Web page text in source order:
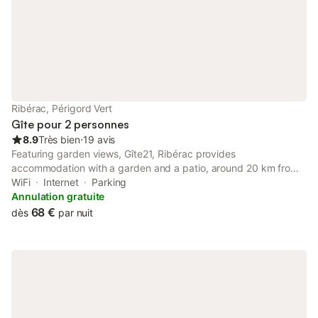
Ribérac, Périgord Vert
Gîte pour 2 personnes
8.9Très bien⋅19 avis
Featuring garden views, Gîte21, Ribérac provides
accommodation with a garden and a patio, around 20 km from
Bourdeilles Castle. This property offers access to a terrace, free
private parking and free WiFi.
WiFi Internet
Parking
Annulation gratuite
dès 68 € par nuit